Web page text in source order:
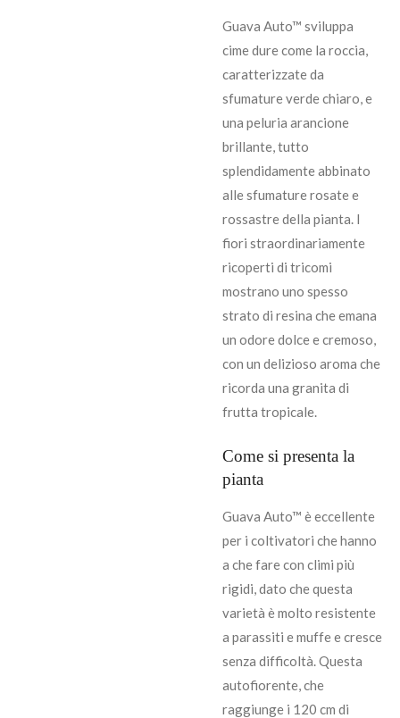
Guava Auto™ sviluppa
cime dure come la roccia,
caratterizzate da
sfumature verde chiaro, e
una peluria arancione
brillante, tutto
splendidamente abbinato
alle sfumature rosate e
rossastre della pianta. I
fiori straordinariamente
ricoperti di tricomi
mostrano uno spesso
strato di resina che emana
un odore dolce e cremoso,
con un delizioso aroma che
ricorda una granita di
frutta tropicale.
Come si presenta la
pianta
Guava Auto™ è eccellente
per i coltivatori che hanno
a che fare con climi più
rigidi, dato che questa
varietà è molto resistente
a parassiti e muffe e cresce
senza difficoltà. Questa
autofiorente, che
raggiunge i 120 cm di